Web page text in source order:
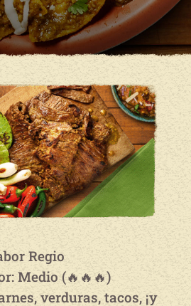
Regio
Medio (🔥🔥🔥)
verduras, tacos, ¡y